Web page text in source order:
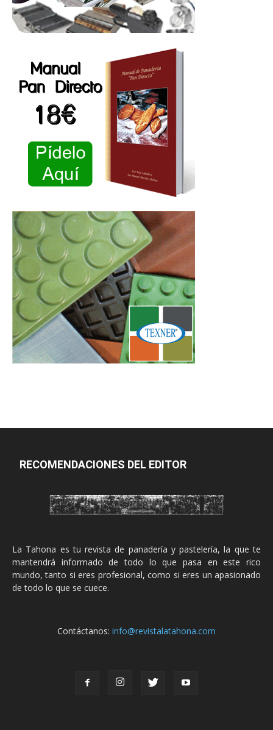
RECOMENDACIONES DEL EDITOR
La Tahona es tu revista de panadería y pastelería, la que te
mantendrá informado de todo lo que pasa en este rico
mundo, tanto si eres profesional, como si eres un apasionado
de todo lo que se cuece.
Contáctanos: info@revistalatahona.com